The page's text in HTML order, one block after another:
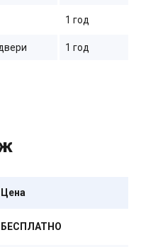
1 год
1 год
Цена
БЕСПЛАТНО